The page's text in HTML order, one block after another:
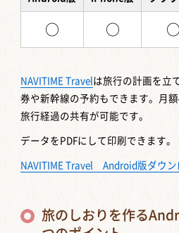
○ ○ ○
NAVITIME Travel は旅行の計画を立
券や新幹線の予約もできます。月
旅行経過の共有が可能です。
データをPDFにして印刷できます。
NAVITIME Travel Android版ダウン
旅のしおりを作る